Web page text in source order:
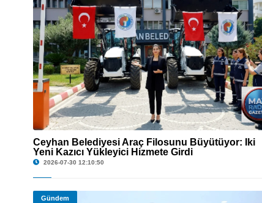
© Ceyhan Belediyesi Araç Filosunu Büyütüyor: İki Yeni Kazıcı Yükleyici Hizmete
Girdi
Ceyhan Belediyesi Araç Filosunu Büyütüyor: İki
Yeni Kazıcı Yükleyici Hizmete Girdi
2026-07-30 12:10:50
Gündem